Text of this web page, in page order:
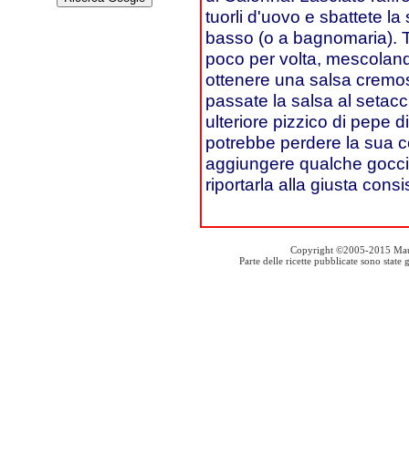
tuorli d'uovo e sbattete
basso (o a bagnomaria).
poco per volta,
ottenere una salsa
passate la salsa al
ulteriore pizzico di pepe
potrebbe perdere la sua
aggiungere qualche
riportarla alla giusta
Copyright ©2005-2015
Parte delle ricette pubblicate sono state